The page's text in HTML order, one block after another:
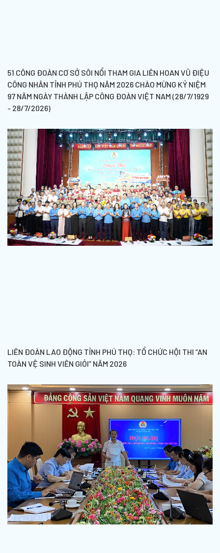
51 CÔNG ĐOÀN CƠ SỞ SÔI NỔI THAM GIA LIÊN HOAN VŨ ĐIỆU
CÔNG NHÂN TỈNH PHÚ THỌ NĂM 2026 CHÀO MỪNG KỶ NIỆM
97 NĂM NGÀY THÀNH LẬP CÔNG ĐOÀN VIỆT NAM (28/7/1929
- 28/7/2026)
LIÊN ĐOÀN LAO ĐỘNG TỈNH PHÚ THỌ: TỔ CHỨC HỘI THI “AN
TOÀN VỆ SINH VIÊN GIỎI” NĂM 2026